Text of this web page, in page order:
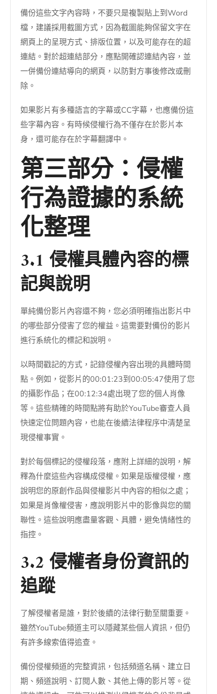
備份這些文字內容時，不要只是複製貼上到Word
檔，建議採用截圖方式，因為截圖能夠保留文字在
網頁上的呈現方式、排版位置，以及可能存在的超
連結。對於超連結部分，應點開確認連結內容，並
一併備份連結導向的網頁，以防對方事後修改或刪
除。
如果影片有多種語言的字幕或CC字幕，也應備份這
些字幕內容。有時候侵權行為不僅存在於影片本
身，還可能存在於字幕翻譯中。
第三部分：侵權
行為證據的系統
化整理
3.1 侵權具體內容的標
記與說明
單純備份影片內容還不夠，您必須明確指出影片中
的哪些部分侵害了您的權益。這需要對備份的影片
進行系統化的標記和說明。
以時間戳記的方式，記錄侵權內容出現的具體時間
點。例如，從影片的00:01:23到00:05:47使用了您
的攝影作品；在00:12:34處出現了您的個人肖像
等。這些精確的時間點將有助於YouTube審查人員
快速定位問題內容，也能在後續法律程序中清楚呈
現侵權事實。
對於每個標記的侵權段落，應附上詳細的說明，解
釋為什麼這些內容構成侵權。如果是版權侵權，應
說明您的原創作品與侵權影片中內容的相似之處；
如果是肖像權侵害，應說明影片中的影像與您的關
聯性。這些說明應盡量客觀、具體，避免情緒性的
指控。
3.2 侵權者身份資訊的
追蹤
了解侵權者是誰，對於後續的法律行動至關重要。
雖然YouTube頻道主可以隱藏某些個人資訊，但仍
有許多線索值得追查。
備份侵權頻道的完整資訊，包括頻道名稱、建立日
期、頻道說明、訂閱人數、其他上傳的影片等。從